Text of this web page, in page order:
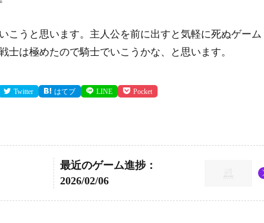
こうと思います。主人公を前に出すと気軽に死ぬゲーム
士は極めたので騎士でいこうかな、と思います。
Twitter はてブ LINE Pocket
最近のゲーム進捗：
2026/02/06